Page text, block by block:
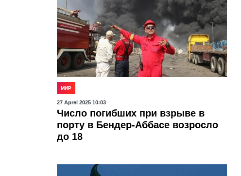
МИР
27 Aprel 2025 10:03
Число погибших при взрыве в
порту в Бендер-Аббасе возросло
до 18